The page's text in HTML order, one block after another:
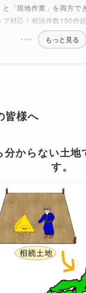
と「現地作業」を両方
対応！相談件数150件
もっと見る
皆様へ
分からない土
す。